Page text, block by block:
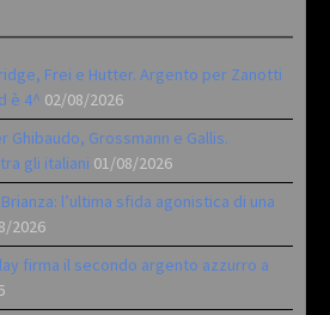
Frei e Hutter. Argento per Zanotti
è 4^ 02/08/2026
Ghibaudo, Grossmann e Gallis.
gli italiani 01/08/2026
l’ultima sfida agonistica di una
2026
firma il secondo argento azzurro a